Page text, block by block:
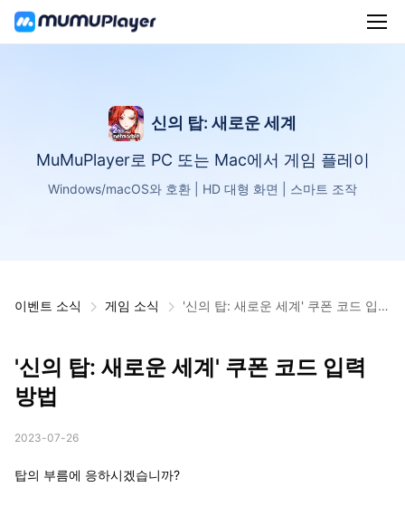
신의 탑: 새로운 세계
MuMuPlayer로 PC 또는 Mac에서 게임 플레이
Windows/macOS와 호환 | HD 대형 화면 | 스마트 조작
이벤트 소식 게임 소식
'신의 탑: 새로운 세계' 쿠폰 코드 입력
'신의 탑: 새로운 세계' 쿠폰 코드 입력
방법
2023-07-26
탑의 부름에 응하시겠습니까?